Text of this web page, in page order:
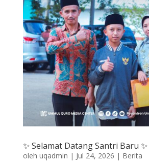
✨ Selamat Datang Santri Baru ✨
oleh uqadmin | Jul 24, 2026 | Berita